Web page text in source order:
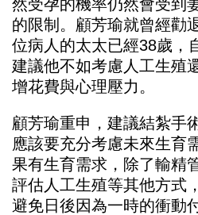
然受孕的機率仍然會受到
的限制。顧芳瑜就曾經勸
位病人的太太已經38歲，
建議他不如考慮人工生殖
增花費與心理壓力。
顧芳瑜重申，建議結紮手
應該要充分考慮未來生育
果有生育需求，除了輸精
評估人工生殖等其他方式
避免日後因為一時的衝動